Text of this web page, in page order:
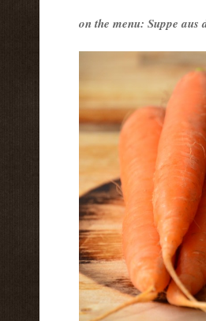
on the menu: Suppe